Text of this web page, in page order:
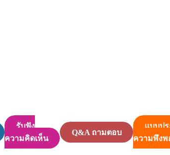
รับฟัง
ความคิดเห็น
Q&A ถามตอบ
แบบปร
ความพึงพ